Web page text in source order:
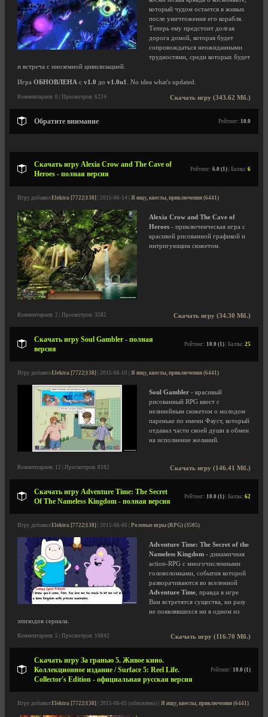
который чудом остается в живых
после уничтожения его корабля.
Теперь ему предстоит долгая
дорога домой, которая будет
сопровождаться неожиданными
трудностями, среди которых будет
и встреча с иноземной цивилизацией.
Игра ОБНОВЛЕНА с v1.0 до v1.0u1 . No idea what's updated.
Скачать игру (343.62 Мб.)
Комментариев: 0 | Просмотров: 6224
Обратите внимание Рейтинг: 10.0
Скачать игру Alexia Crow and The Cave of
Heroes - полная версия
Рейтинг: 6.0 (1) | Баллы: 6
Игру добавил Elektra [7722|138] | 2015-06-14 | Я ищу, квесты, приключения (6441)
Alexia Crow and The Cave of
Heroes - приключенческая игра с
красивой рисованной графикой и
интригующим сюжетом.
Скачать игру (34.30 Мб.)
Комментариев: 2 | Просмотров: 3582
Скачать игру Soul Gambler - полная
версия
Рейтинг: 10.0 (1) | Баллы: 25
Игру добавил Elektra [7722|138] | 2015-06-10 | Я ищу, квесты, приключения (6441)
Soul Gambler - красивый
рисованный RPG квест с
нелинейным сюжетом о молодом
пареньке по имени Фауст, который
отдавал части своей души в обмен
на исполнение желаний.
Скачать игру (146.41 Мб.)
Комментариев: 12 | Просмотров: 8182
Скачать игру Adventure Time: The Secret
Of The Nameless Kingdom - полная версия
Рейтинг: 10.0 (1) | Баллы: 62
Игру добавил Elektra [7722|138] | 2015-06-06 | Ролевые игры (RPG) (3505)
Adventure Time: The Secret of the
Nameless Kingdom - динамичная
аction-RPG с многочисленными
головоломками, события которой
разворачиваются во вселенной
Adventure Time , правда в игре
Вам встретятся существа, ни разу
не появлявшихся ни в одном из
эпизодов сериала.
Скачать игру (116.70 Мб.)
Комментариев: 5 | Просмотров: 10842
Скачать игру За гранью 5. Живое кино.
Коллекционное издание / Surface 5: Reel Life.
Collector's Edition - официальная русская версия
Рейтинг: 10.0 (1)
Игру добавил Elektra [7722|138] | 2015-06-05 (обновлено) | Я ищу, квесты, приключения (6441)